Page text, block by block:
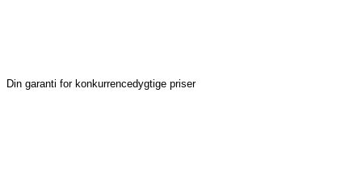
Din garanti for konkurrencedygtige priser